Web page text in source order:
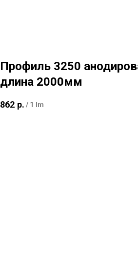
Профиль 3250
длина 2000мм
862 р. / 1 lm